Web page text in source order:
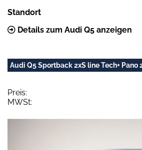
Standort
Details zum Audi Q5 anzeigen
Audi Q5 Sportback 2xS line Tech+ Pano
Preis:
MWSt: